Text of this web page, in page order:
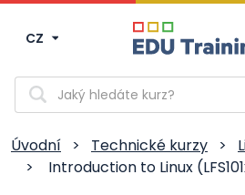
CZ
Vyhledávání
Úvodní > Technické kurzy >
>
Introduction to Linux